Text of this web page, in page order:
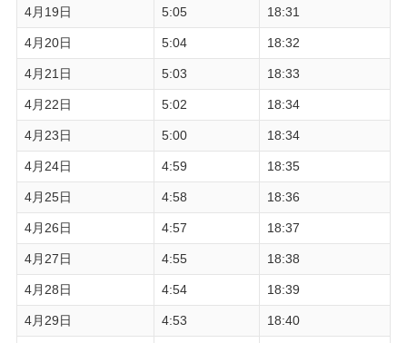
4月19日 5:05 18:31
4月20日 5:04 18:32
4月21日 5:03 18:33
4月22日 5:02 18:34
4月23日 5:00 18:34
4月24日 4:59 18:35
4月25日 4:58 18:36
4月26日 4:57 18:37
4月27日 4:55 18:38
4月28日 4:54 18:39
4月29日 4:53 18:40